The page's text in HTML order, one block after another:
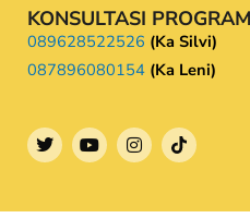
KONSULTASI PROGRAM
089628522526 (Ka Silvi)
087896080154 (Ka Leni)
T
w
Y
o
I
n